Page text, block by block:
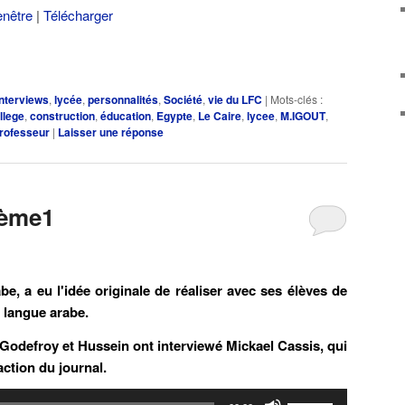
diminuer
| Télécharger
,lycée,personnalités,Société,vie du LFC | Mots-clés :
,construction,éducation, Egypte, Le Caire,lycee,M.IGOUT,
| Laisser une réponse
a eu l'idée originale de réaliser avec ses élèves de
arabe.
et Hussein ont interviewé Mickael Cassis, qui
du journal.